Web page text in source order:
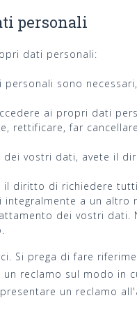
personali
dati personali:
sono
ai propri dati
rettificare, far
vostri dati, avete il
diritto di richiedere
a un altro
dei vostri dati.
Si prega di fare
reclamo sul modo in
un reclamo